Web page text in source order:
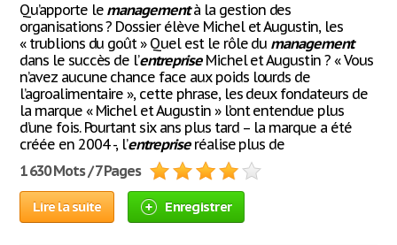
Qu’apporte le managementà la gestion des
organisations ? Dossier élève Michel et Augustin, les
« trublions du goût » Quel est le rôle du management
dans le succès de l’entrepriseMichel et Augustin ? « Vous
n’avez aucune chance face aux poids lourds de
l’agroalimentaire », cette phrase, les deux fondateurs de
la marque « Michel et Augustin » l’ont entendue plus
d’une fois. Pourtant six ans plus tard – la marque a été
créée en 2004 -, l’entrepriseréalise plus de
1 630 Mots / 7 Pages
Lire la suite Enregistrer